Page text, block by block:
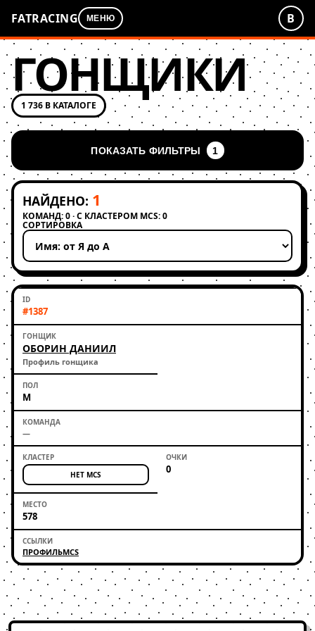
FATRACING МЕНЮ В
ГОНЩИКИ
1 736 В КАТАЛОГЕ
ПОКАЗАТЬ ФИЛЬТРЫ 1
НАЙДЕНО: 1
КОМАНД: 0 · С КЛАСТЕРОМ MCS: 0
СОРТИРОВКА
Применить сортировку
#1387
ОБОРИН ДАНИИЛ
Профиль гонщика
М
—
НЕТ MCS 0
578
ПРОФИЛЬMCS